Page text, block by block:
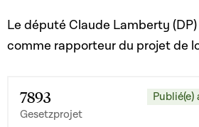
Le député Claude Lamberty
comme rapporteur du projet de
7893
Gesetzprojet